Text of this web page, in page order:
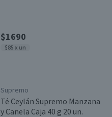
$1690
$85 x un
Supremo
Té Ceylán Supremo Manzana
y Canela Caja 40 g 20 un.